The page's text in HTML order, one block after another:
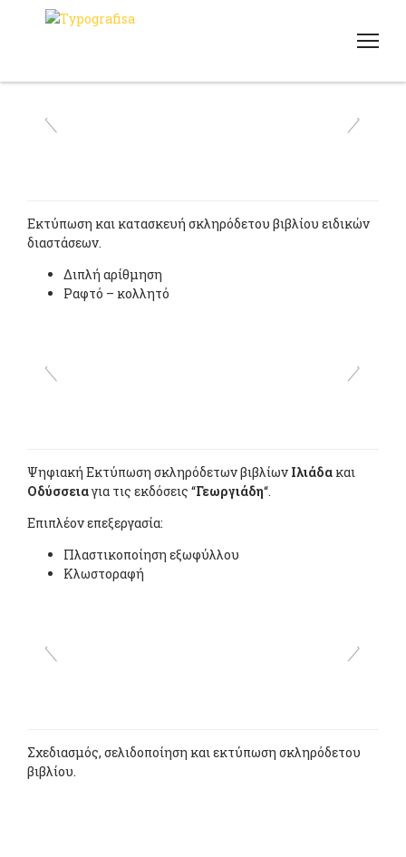
Εκτύπωση και κατασκευή σκληρόδετου βιβλίου ειδικών
διαστάσεων.
Διπλή αρίθμηση
Ραφτό – κολλητό
Ψηφιακή Eκτύπωση σκληρόδετων βιβλίων Ιλιάδα και
Οδύσσειαγια τις εκδόσεις “Γεωργιάδη“.
Επιπλέον επεξεργασία:
Πλαστικοποίηση εξωφύλλου
Κλωστοραφή
Σχεδιασμός, σελιδοποίηση και εκτύπωση σκληρόδετου
βιβλίου.